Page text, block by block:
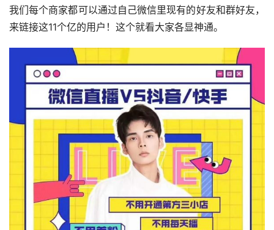
我们每个商家都可以通过自己微信里现有的好友和群好友，
来链接这11个亿的用户！这个就看大家各显神通。